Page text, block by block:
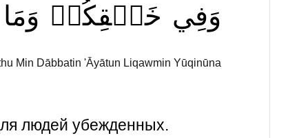
وَفِي خَلۡقِكُمۡ وَمَا
Min Dābbatin 'Āyātun Liqawmin Yūqinūna
людей убежденных.